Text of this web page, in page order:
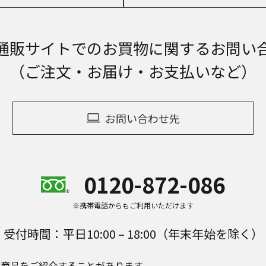
販サイトでのお買物に関するお問い
（ご注文・お届け・お支払いなど）
お問い合わせ先
0120-872-086
※携帯電話からもご利用いただけます
受付時間：平日10:00 – 18:00（年末年始を除く）